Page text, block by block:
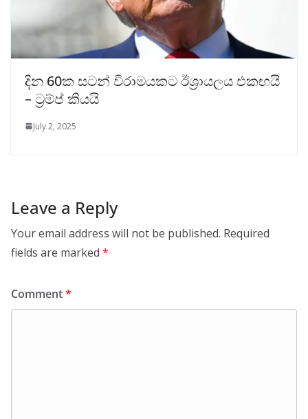
දින 60ක සටන් විරාමයකට ඊශ්‍රායලය එකඟයි
– ට්‍රම්ප් කියයි
July 2, 2025
Leave a Reply
Your email address will not be published. Required
fields are marked *
Comment*